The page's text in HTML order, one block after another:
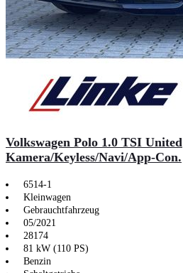
Volkswagen Polo 1.0 TSI United
Kamera/Keyless/Navi/App-Con.
6514-1
Kleinwagen
Gebrauchtfahrzeug
05/2021
28174
81 kW (110 PS)
Benzin